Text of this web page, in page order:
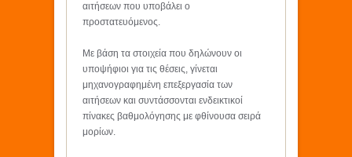
αιτήσεων που υποβάλει ο
προστατευόμενος.
Με βάση τα στοιχεία που δηλώνουν οι
υποψήφιοι για τις θέσεις, γίνεται
μηχανογραφημένη επεξεργασία των
αιτήσεων και συντάσσονται ενδεικτικοί
πίνακες βαθμολόγησης με φθίνουσα σειρά
μορίων.